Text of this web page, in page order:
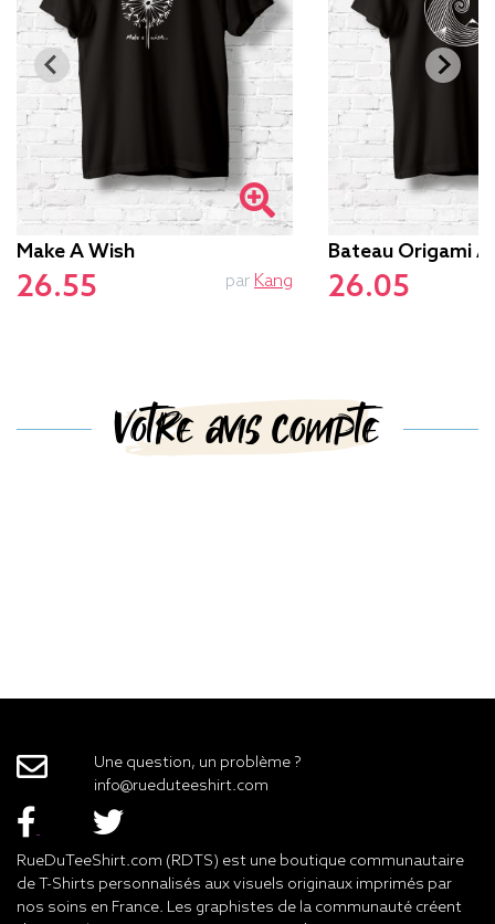
Make A Wish
26.55 par Kang
Bateau Origami
26.05
Votre avis compte
Une question, un problème ?
info@rueduteeshirt.com
RueDuTeeShirt.com (RDTS) est une boutique communautaire
de T-Shirts personnalisés aux visuels originaux imprimés par
nos soins en France. Les graphistes de la communauté créent